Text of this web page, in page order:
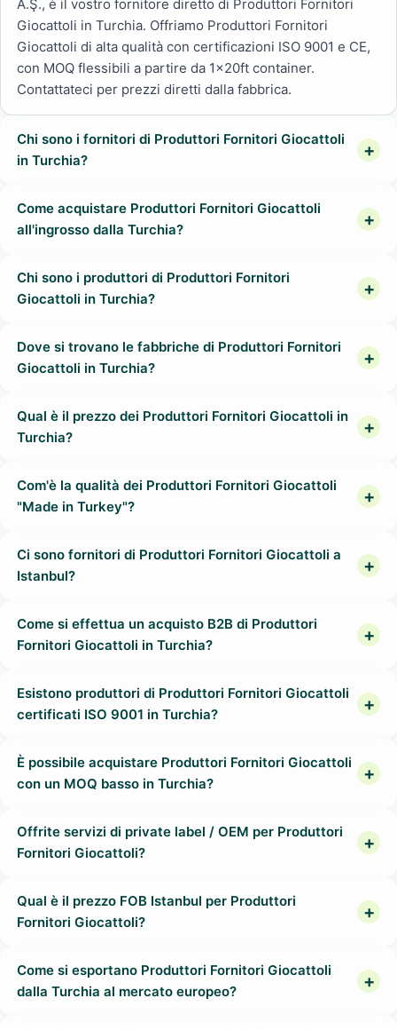
A.Ş., è il vostro fornitore diretto di Produttori Fornitori
Giocattoli in Turchia. Offriamo Produttori Fornitori
Giocattoli di alta qualità con certificazioni ISO 9001 e CE,
con MOQ flessibili a partire da 1x20ft container.
Contattateci per prezzi diretti dalla fabbrica.
Chi sono i fornitori di Produttori Fornitori Giocattoli
in Turchia?
Come acquistare Produttori Fornitori Giocattoli
all'ingrosso dalla Turchia?
Chi sono i produttori di Produttori Fornitori
Giocattoli in Turchia?
Dove si trovano le fabbriche di Produttori Fornitori
Giocattoli in Turchia?
Qual è il prezzo dei Produttori Fornitori Giocattoli in
Turchia?
Com'è la qualità dei Produttori Fornitori Giocattoli
"Made in Turkey"?
Ci sono fornitori di Produttori Fornitori Giocattoli a
Istanbul?
Come si effettua un acquisto B2B di Produttori
Fornitori Giocattoli in Turchia?
Esistono produttori di Produttori Fornitori Giocattoli
certificati ISO 9001 in Turchia?
È possibile acquistare Produttori Fornitori Giocattoli
con un MOQ basso in Turchia?
Offrite servizi di private label / OEM per Produttori
Fornitori Giocattoli?
Qual è il prezzo FOB Istanbul per Produttori
Fornitori Giocattoli?
Come si esportano Produttori Fornitori Giocattoli
dalla Turchia al mercato europeo?